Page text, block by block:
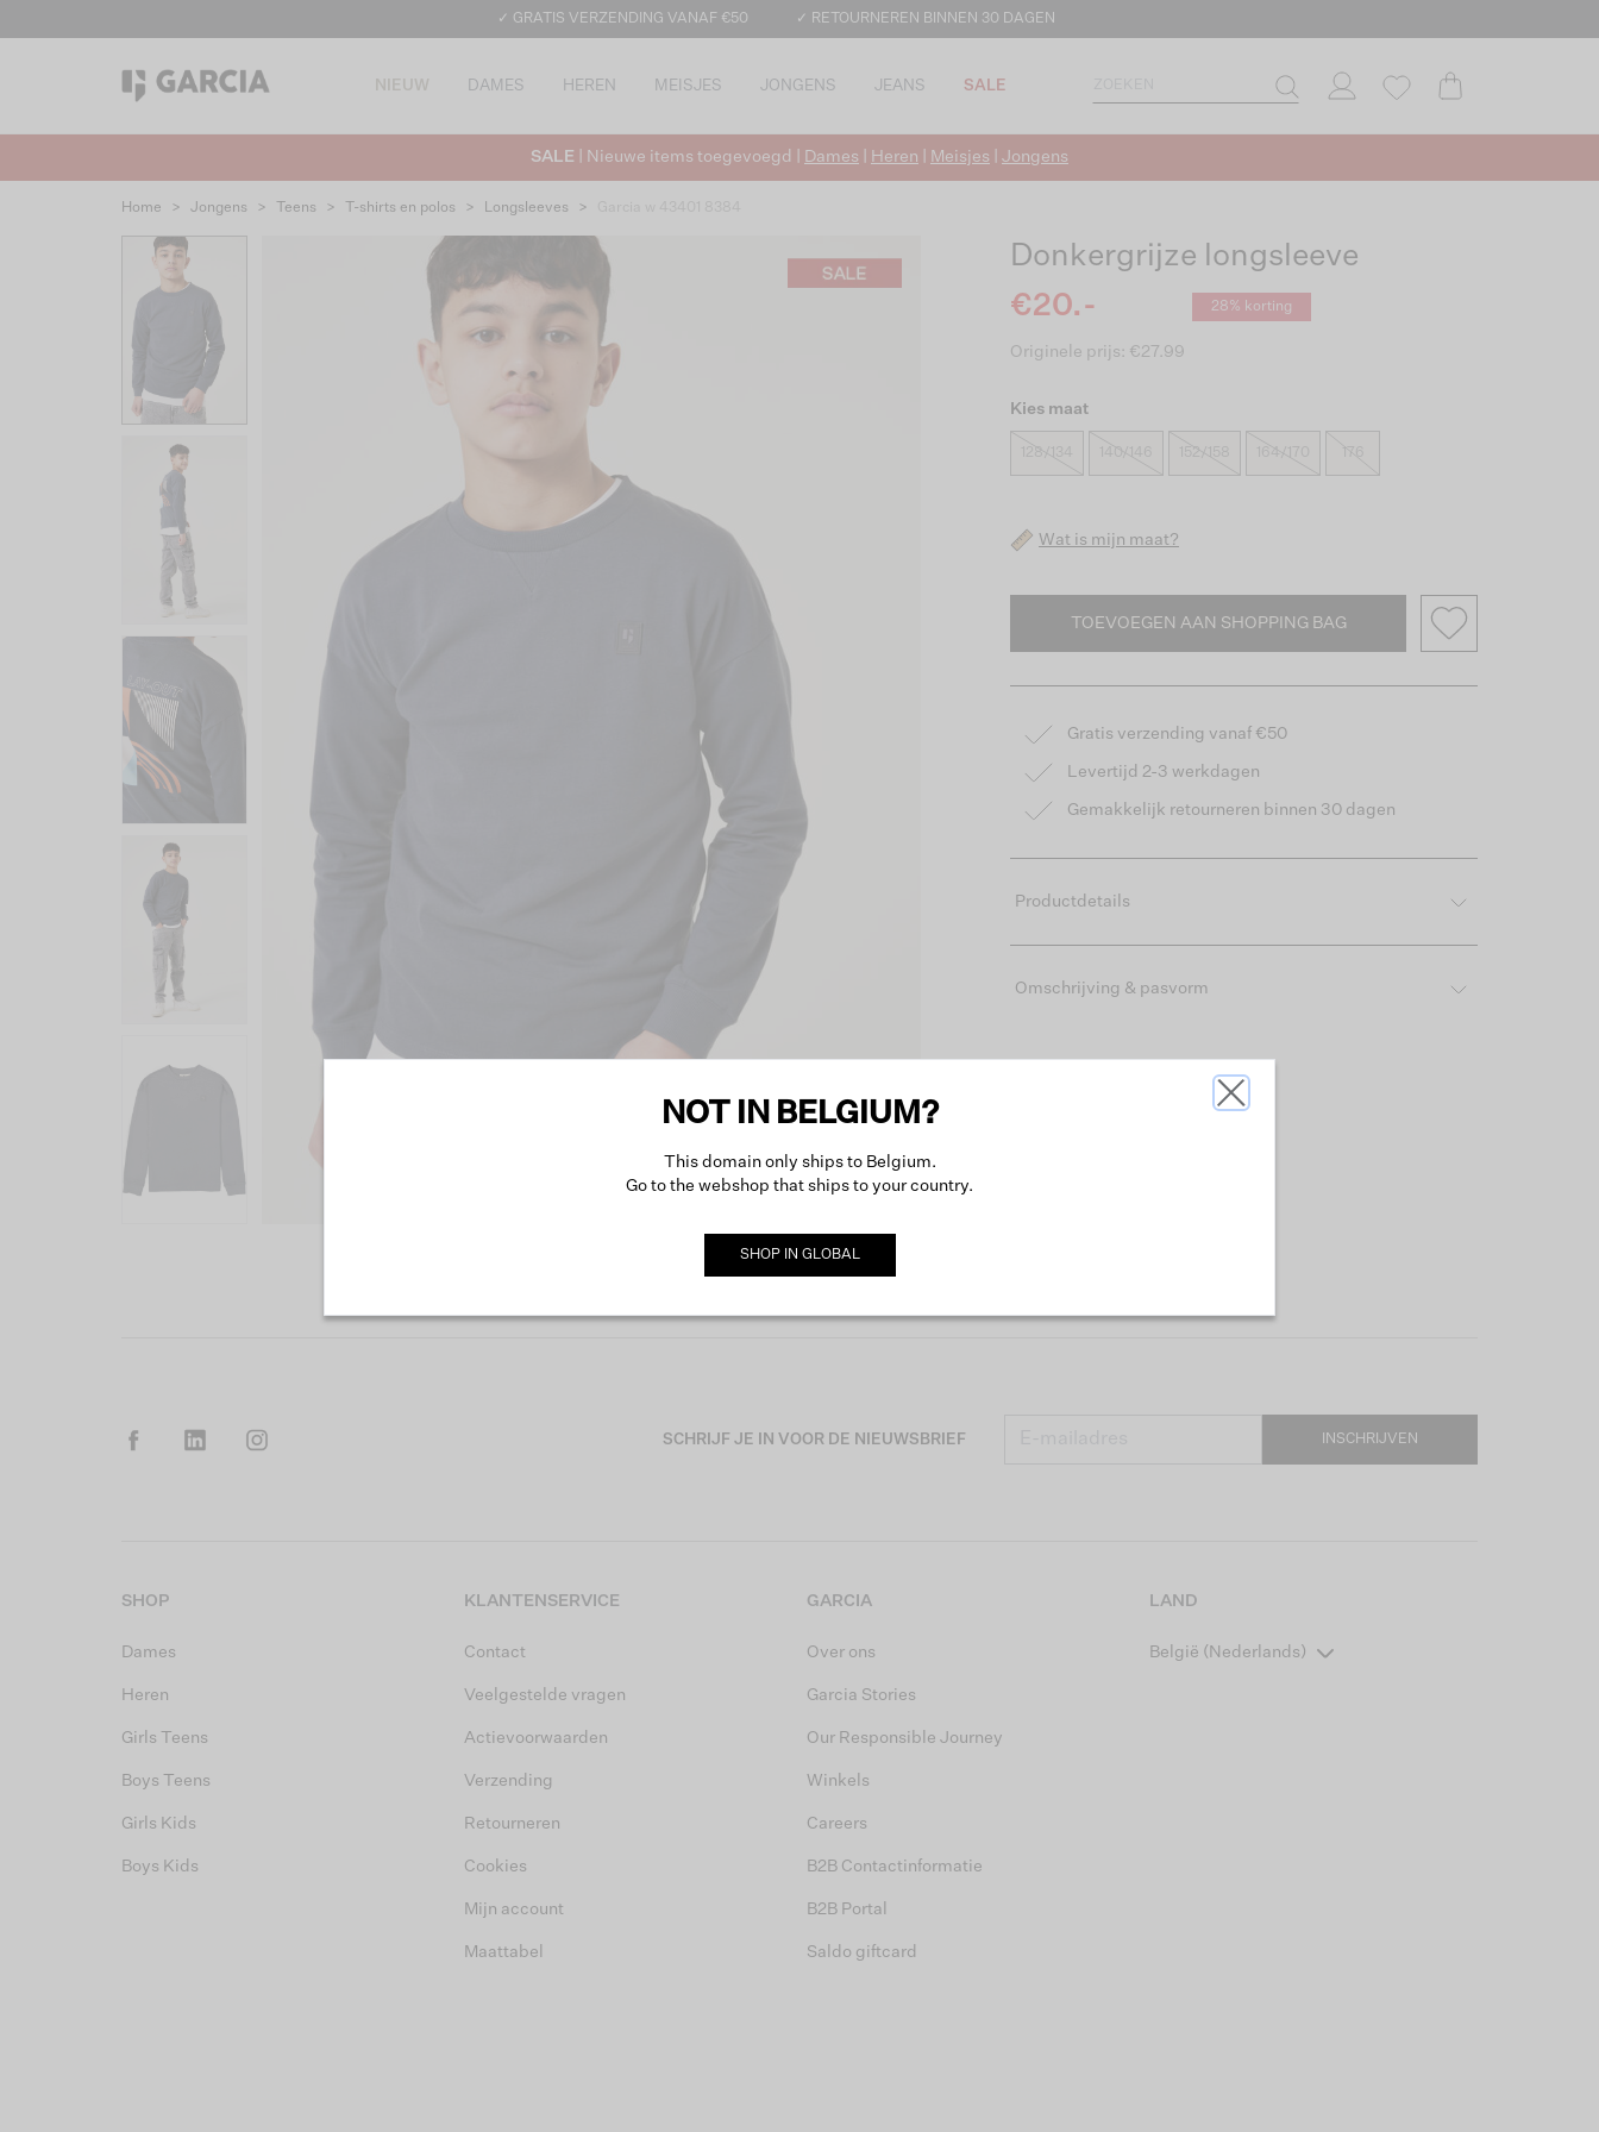
✓ GRATIS VERZENDING VANAF €50 ✓ RETOURNEREN BINNEN 30 DAGEN
NIEUW DAMES HEREN MEISJES JONGENS JEANS SALE
SALE | Nieuwe items toegevoegd | Dames Heren Meisjes Jongens
Home > Jongens > Teens > T-shirts en polos > Longsleeves >
Donkergrijze longsleeve
€20.-
28% korting
Originele prijs: €27.99
Kies maat
128/134
Wat is mijn maat?
TOEVOEGEN AAN SHOPPING BAG
Gratis verzending vanaf €50
Levertijd 2-3 werkdagen
Gemakkelijk retourneren binnen 30 dagen
Productdetails
Omschrijving & pasvorm
SCHRIJF JE IN VOOR DE NIEUWSBRIEF INSCHRIJVEN
SHOP
Dames
Heren
Girls Teens
Boys Teens
Girls Kids
Boys Kids
KLANTENSERVICE
Contact
Veelgestelde vragen
Actievoorwaarden
Verzending
Retourneren
Cookies
Mijn account
Maattabel
GARCIA
Over ons
Garcia Stories
Our Responsible Journey
Winkels
Careers
B2B Contactinformatie
B2B Portal
Saldo giftcard
LAND
België (Nederlands)
NOT IN BELGIUM?
This domain only ships to Belgium.
Go to the webshop that ships to your country.
SHOP IN GLOBAL